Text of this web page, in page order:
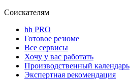
Соискателям
hh PRO
Готовое резюме
Все сервисы
Хочу у вас работать
Производственный календарь
Экспертная рекомендация